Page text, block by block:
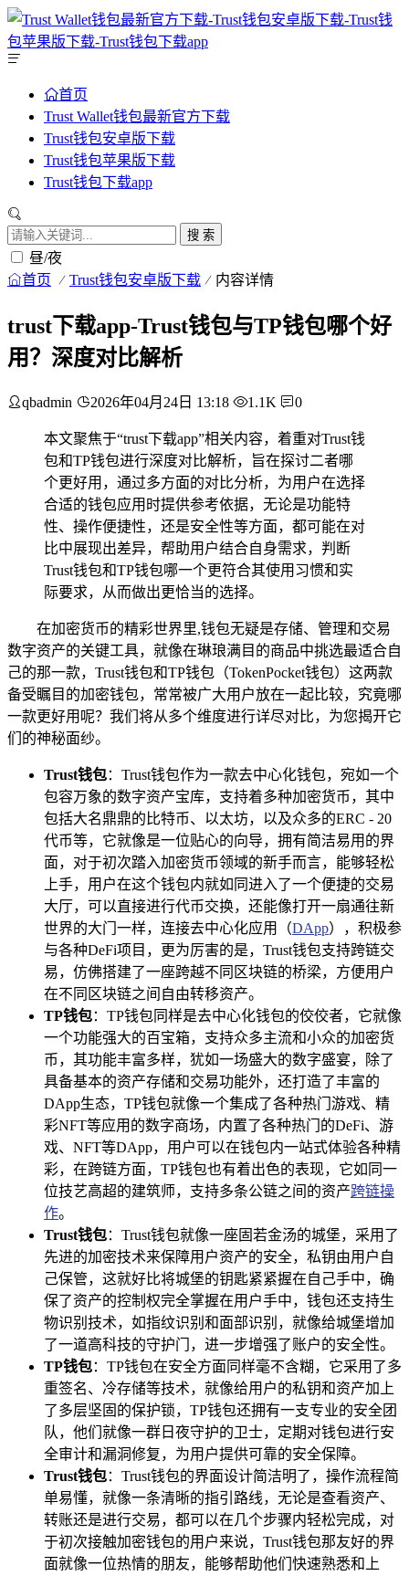
首页
Trust Wallet钱包最新官方下载
Trust钱包安卓版下载
Trust钱包苹果版下载
Trust钱包下载app
搜 索
昼/夜
首页 Trust钱包安卓版下载 内容详情
trust下载app-Trust钱包与TP钱包哪个好
用？深度对比解析
qbadmin 2026年04月24日 13:18 1.1K 0
本文聚焦于“trust下载app”相关内容，着重对Trust钱
包和TP钱包进行深度对比解析，旨在探讨二者哪
个更好用，通过多方面的对比分析，为用户在选择
合适的钱包应用时提供参考依据，无论是功能特
性、操作便捷性，还是安全性等方面，都可能在对
比中展现出差异，帮助用户结合自身需求，判断
Trust钱包和TP钱包哪一个更符合其使用习惯和实
际要求，从而做出更恰当的选择。
在加密货币的精彩世界里,钱包无疑是存储、管理和交易
数字资产的关键工具，就像在琳琅满目的商品中挑选最适合自
己的那一款，Trust钱包和TP钱包（TokenPocket钱包）这两款
备受瞩目的加密钱包，常常被广大用户放在一起比较，究竟哪
一款更好用呢？我们将从多个维度进行详尽对比，为您揭开它
们的神秘面纱。
Trust钱包：Trust钱包作为一款去中心化钱包，宛如一个
包容万象的数字资产宝库，支持着多种加密货币，其中
包括大名鼎鼎的比特币、以太坊，以及众多的ERC - 20
代币等，它就像是一位贴心的向导，拥有简洁易用的界
面，对于初次踏入加密货币领域的新手而言，能够轻松
上手，用户在这个钱包内就如同进入了一个便捷的交易
大厅，可以直接进行代币交换，还能像打开一扇通往新
世界的大门一样，连接去中心化应用（DApp），积极参
与各种DeFi项目，更为厉害的是，Trust钱包支持跨链交
易，仿佛搭建了一座跨越不同区块链的桥梁，方便用户
在不同区块链之间自由转移资产。
TP钱包：TP钱包同样是去中心化钱包的佼佼者，它就像
一个功能强大的百宝箱，支持众多主流和小众的加密货
币，其功能丰富多样，犹如一场盛大的数字盛宴，除了
具备基本的资产存储和交易功能外，还打造了丰富的
DApp生态，TP钱包就像一个集成了各种热门游戏、精
彩NFT等应用的数字商场，内置了各种热门的DeFi、游
戏、NFT等DApp，用户可以在钱包内一站式体验各种精
彩，在跨链方面，TP钱包也有着出色的表现，它如同一
位技艺高超的建筑师，支持多条公链之间的资产跨链操
作。
Trust钱包：Trust钱包就像一座固若金汤的城堡，采用了
先进的加密技术来保障用户资产的安全，私钥由用户自
己保管，这就好比将城堡的钥匙紧紧握在自己手中，确
保了资产的控制权完全掌握在用户手中，钱包还支持生
物识别技术，如指纹识别和面部识别，就像给城堡增加
了一道高科技的守护门，进一步增强了账户的安全性。
TP钱包：TP钱包在安全方面同样毫不含糊，它采用了多
重签名、冷存储等技术，就像给用户的私钥和资产加上
了多层坚固的保护锁，TP钱包还拥有一支专业的安全团
队，他们就像一群日夜守护的卫士，定期对钱包进行安
全审计和漏洞修复，为用户提供可靠的安全保障。
Trust钱包：Trust钱包的界面设计简洁明了，操作流程简
单易懂，就像一条清晰的指引路线，无论是查看资产、
转账还是进行交易，都可以在几个步骤内轻松完成，对
于初次接触加密钱包的用户来说，Trust钱包那友好的界
面就像一位热情的朋友，能够帮助他们快速熟悉和上